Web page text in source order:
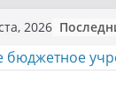
2026